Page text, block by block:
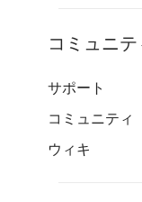
コミュニテ
サポート
コミュニティ
ウィキ